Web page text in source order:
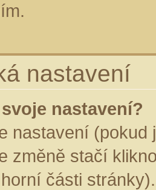
nastavení
nastavení?
nastavení (pokud
změně stačí
části